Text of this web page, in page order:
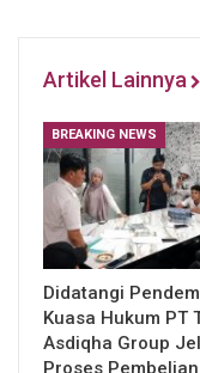
Artikel Lainnya
BREAKING NEWS
Didatangi
Kuasa Hukum PT
Asdiqha Group
Proses